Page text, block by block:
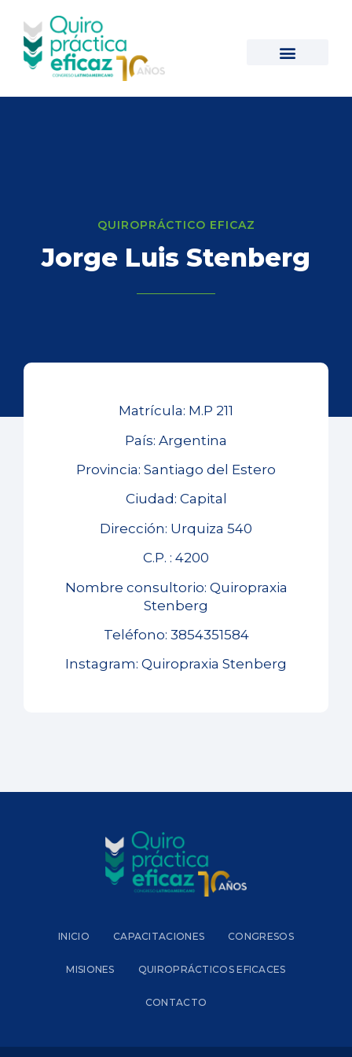
QUIROPRÁCTICO EFICAZ
Jorge Luis Stenberg
Matrícula: M.P 211
País: Argentina
Provincia: Santiago del Estero
Ciudad: Capital
Dirección: Urquiza 540
C.P. : 4200
Nombre consultorio: Quiropraxia
Stenberg
Teléfono: 3854351584
Instagram: Quiropraxia Stenberg
INICIO CAPACITACIONES CONGRESOS
MISIONES QUIROPRÁCTICOS EFICACES
CONTACTO